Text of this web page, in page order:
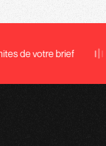
brief